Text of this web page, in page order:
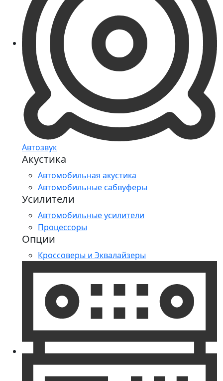
Автозвук
Акустика
Автомобильная акустика
Автомобильные сабвуферы
Усилители
Автомобильные усилители
Процессоры
Опции
Кроссоверы и Эквалайзеры